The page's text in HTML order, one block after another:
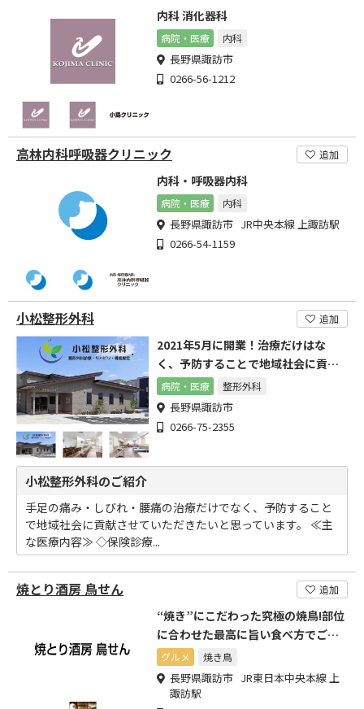
内科 消化器科
病院・医療 内科
長野県諏訪市
0266-56-1212
高林内科呼吸器クリニック 追加
内科・呼吸器内科
病院・医療 内科
長野県諏訪市 JR中央本線 上諏訪駅
0266-54-1159
小松整形外科 追加
2021年5月に開業！治療だけはな
く、予防することで地域社会に貢献
を病院・医療 整形外科
長野県諏訪市
0266-75-2355
小松整形外科のご紹介
手足の痛み・しびれ・腰痛の治療だけでなく、予防すること
で地域社会に貢献させていただきたいと思っています。 ≪主
な医療内容≫ ◇保険診療...
焼とり酒房 鳥せん 追加
“焼き”にこだわった究極の焼鳥!部位
に合わせた最高に旨い食べ方でご提
供グルメ 焼き鳥
長野県諏訪市 JR東日本中央本線 上
諏訪駅